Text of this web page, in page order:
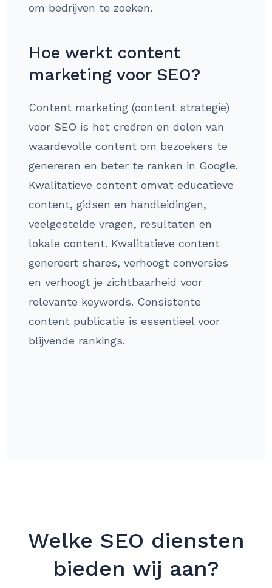
om bedrijven te zoeken.
Hoe werkt content
marketing voor SEO?
Content marketing (content strategie)
voor SEO is het creëren en delen van
waardevolle content om bezoekers te
genereren en beter te ranken in Google.
Kwalitatieve content omvat educatieve
content, gidsen en handleidingen,
veelgestelde vragen, resultaten en
lokale content. Kwalitatieve content
genereert shares, verhoogt conversies
en verhoogt je zichtbaarheid voor
relevante keywords. Consistente
content publicatie is essentieel voor
blijvende rankings.
Welke SEO diensten
bieden wij aan?